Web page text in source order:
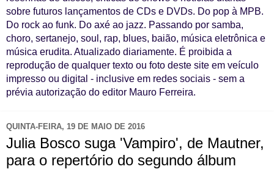
sobre futuros lançamentos de CDs e DVDs. Do pop à MPB.
Do rock ao funk. Do axé ao jazz. Passando por samba,
choro, sertanejo, soul, rap, blues, baião, música eletrônica e
música erudita. Atualizado diariamente. É proibida a
reprodução de qualquer texto ou foto deste site em veículo
impresso ou digital - inclusive em redes sociais - sem a
prévia autorização do editor Mauro Ferreira.
QUINTA-FEIRA, 19 DE MAIO DE 2016
Julia Bosco suga 'Vampiro', de Mautner,
para o repertório do segundo álbum